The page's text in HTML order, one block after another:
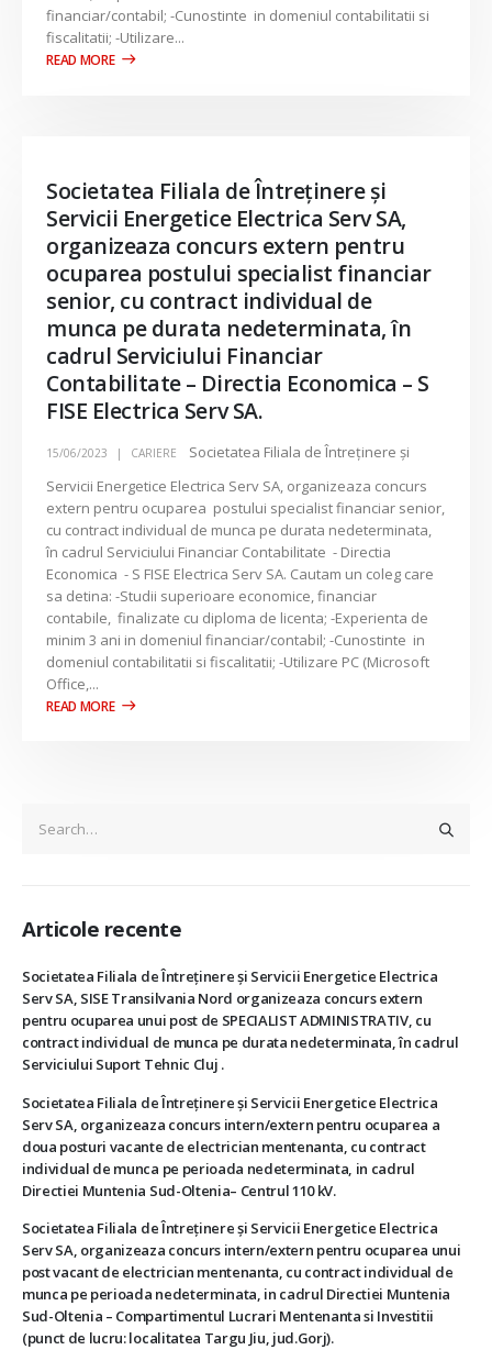
financiar/contabil; -Cunostinte in domeniul contabilitatii si
fiscalitatii; -Utilizare...
Societatea Filiala de Întreţinere şi
Servicii Energetice Electrica Serv SA,
organizeaza concurs extern pentru
ocuparea postului specialist financiar
senior, cu contract individual de
munca pe durata nedeterminata, în
cadrul Serviciului Financiar
Contabilitate – Directia Economica – S
FISE Electrica Serv SA.
15/06/2023 CARIERE
Societatea Filiala de Întreţinere şi
Servicii Energetice Electrica Serv SA, organizeaza concurs
extern pentru ocuparea postului specialist financiar senior,
cu contract individual de munca pe durata nedeterminata,
în cadrul Serviciului Financiar Contabilitate - Directia
Economica - S FISE Electrica Serv SA. Cautam un coleg care
sa detina: -Studii superioare economice, financiar
contabile, finalizate cu diploma de licenta; -Experienta de
minim 3 ani in domeniul financiar/contabil; -Cunostinte in
domeniul contabilitatii si fiscalitatii; -Utilizare PC (Microsoft
Office,...
Articole recente
Societatea Filiala de Întreţinere şi Servicii Energetice Electrica
Serv SA, SISE Transilvania Nord organizeaza concurs extern
pentru ocuparea unui post de SPECIALIST ADMINISTRATIV, cu
contract individual de munca pe durata nedeterminata, în cadrul
Serviciului Suport Tehnic Cluj .
Societatea Filiala de Întreţinere şi Servicii Energetice Electrica
Serv SA, organizeaza concurs intern/extern pentru ocuparea a
doua posturi vacante de electrician mentenanta, cu contract
individual de munca pe perioada nedeterminata, in cadrul
Directiei Muntenia Sud-Oltenia– Centrul 110 kV.
Societatea Filiala de Întreţinere şi Servicii Energetice Electrica
Serv SA, organizeaza concurs intern/extern pentru ocuparea unui
post vacant de electrician mentenanta, cu contract individual de
munca pe perioada nedeterminata, in cadrul Directiei Muntenia
Sud-Oltenia – Compartimentul Lucrari Mentenanta si Investitii
(punct de lucru: localitatea Targu Jiu, jud.Gorj).